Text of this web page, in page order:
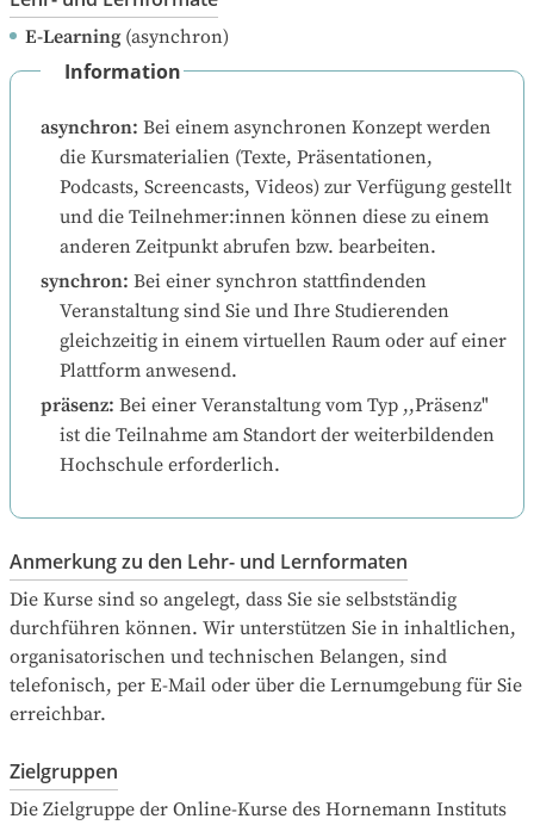
E-Learning(asynchron)
Information
asynchron: Bei einem asynchronen Konzept werden
die Kursmaterialien (Texte, Präsentationen,
Podcasts, Screencasts, Videos) zur Verfügung gestellt
und die Teilnehmer:innen können diese zu einem
anderen Zeitpunkt abrufen bzw. bearbeiten.
synchron: Bei einer synchron stattfindenden
Veranstaltung sind Sie und Ihre Studierenden
gleichzeitig in einem virtuellen Raum oder auf einer
Plattform anwesend.
präsenz: Bei einer Veranstaltung vom Typ ,,Präsenz"
ist die Teilnahme am Standort der weiterbildenden
Hochschule erforderlich.
Anmerkung zu den Lehr- und Lernformaten
Die Kurse sind so angelegt, dass Sie sie selbstständig
durchführen können. Wir unterstützen Sie in inhaltlichen,
organisatorischen und technischen Belangen, sind
telefonisch, per E-Mail oder über die Lernumgebung für Sie
erreichbar.
Zielgruppen
Die Zielgruppe der Online-Kurse des Hornemann Instituts